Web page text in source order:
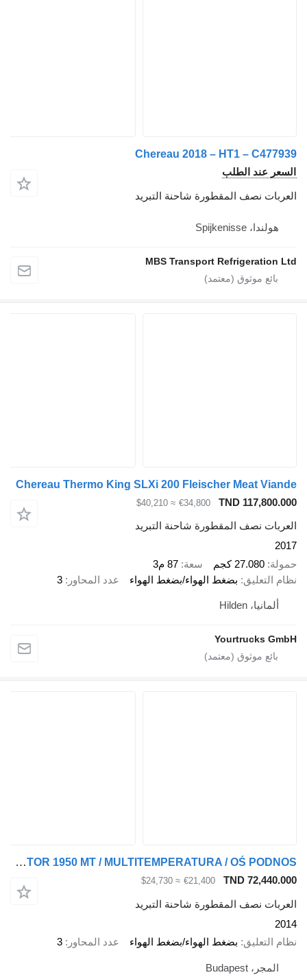
Chereau 2018 – HT1 –
عند الطلب
نصف المقطورة شاحنة التبريد
هولندا، Spijkenisse
MBS Transport Refrigeration
Chereau Thermo King SLXi 200 Fleischer Meat
TND
€34,800
≈ $40,210
نصف المقطورة شاحنة التبريد
27.080 كجم سعة 87 م3
التعليق بضغط الهواء/بضغط الهواء عدد المحاور 3
ألمانيا، Hilden
Yourtrucks
Chereau CHŁODNIA / CARRIER VECTOR 1950 MT / MULTITEMPERATURA / OŚ PODNOS
TND
€21,400
≈ $24,730
نصف المقطورة شاحنة التبريد
التعليق بضغط الهواء/بضغط الهواء عدد المحاور 3
المجر، Budapest